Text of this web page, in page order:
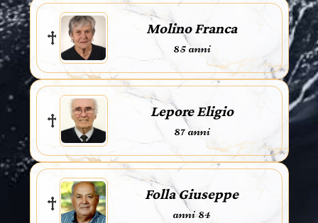
Molino Franca
85 anni
Lepore Eligio
87 anni
Folla Giuseppe
anni 84